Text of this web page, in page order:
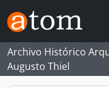
Skip to main content
Archivo Histórico
Augusto Thiel